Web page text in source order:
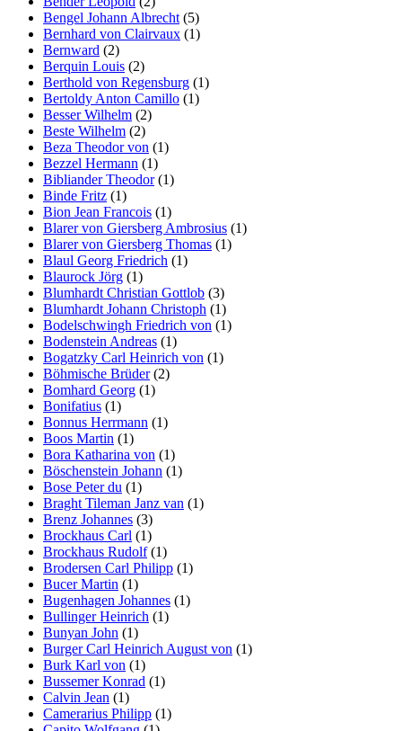
Bengel Johann Albrecht (5)
Bernhard von Clairvaux (1)
Bernward (2)
Berquin Louis (2)
Berthold von Regensburg (1)
Bertoldy Anton Camillo (1)
Besser Wilhelm (2)
Beste Wilhelm (2)
Beza Theodor von (1)
Bezzel Hermann (1)
Bibliander Theodor(1)
Binde Fritz (1)
Bion Jean Francois (1)
Blarer von Giersberg Ambrosius (1)
Blarer von Giersberg Thomas (1)
Blaul Georg Friedrich (1)
Blaurock Jörg (1)
Blumhardt Christian Gottlob (3)
Blumhardt Johann Christoph (1)
Bodelschwingh Friedrich von (1)
Bodenstein Andreas (1)
Bogatzky Carl Heinrich von (1)
Böhmische Brüder(2)
Bomhard Georg (1)
Bonifatius (1)
Bonnus Herrmann (1)
Boos Martin (1)
Bora Katharina von (1)
Böschenstein Johann (1)
Bose Peter du (1)
Braght Tileman Janz van (1)
Brenz Johannes (3)
Brockhaus Carl (1)
Brockhaus Rudolf(1)
Brodersen Carl Philipp (1)
Bucer Martin (1)
Bugenhagen Johannes (1)
Bullinger Heinrich (1)
Bunyan John (1)
Burger Carl Heinrich August von (1)
Burk Karl von (1)
Bussemer Konrad (1)
Calvin Jean (1)
Camerarius Philipp (1)